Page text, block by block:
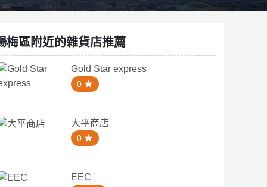
梅區附近的雜貨店推薦
Gold Star express
0
大平商店
0
EEC